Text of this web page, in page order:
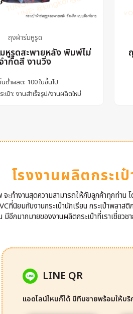
ถุงผ้าร่มหูรูด
มหูรูดสะพายหลัง พิมพ์ไม่
ำกัดสี งานวิ่ง
ต่ำผลิต: 100 ใบขึ้นไป
เป๋า: งานสำเร็จรูป/งานผลิตใหม่
โรงงานผลิตกระเ
ะทำงานสุดความสามารถให้กับลูกค้าทุกท่าน
ที่นิยมกับงานกระเป๋านักเรียน กระเป๋าพลา
มีอีกมากมายของงานผลิตกระเป๋าที่เราเชี่ย
LINE QR
แอดไลน์ไหนก็ได้ มีทีมขายพร้อมให้บริ